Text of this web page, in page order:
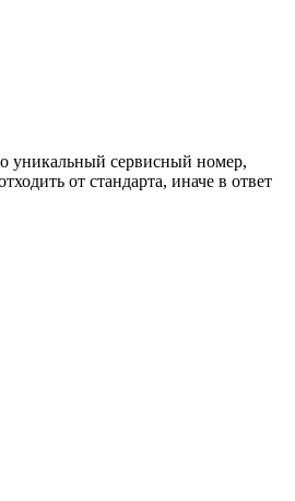
уникальный сервисный номер,
от стандарта, иначе в ответ